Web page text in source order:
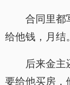
合同里都
给他钱，月结。
后来金主
要给他买房，